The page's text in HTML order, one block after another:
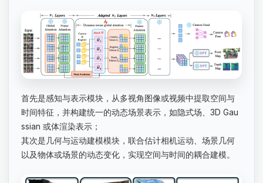
首先是感知与表示模块，从多视角图像或视频中提取空间与
时间特征，并构建统一的动态场景表示，如隐式场、3D Gau
ssian 或体渲染表示；
其次是几何与运动建模模块，联合估计相机运动、场景几何
以及物体或场景的动态变化，实现空间与时间的耦合建模。